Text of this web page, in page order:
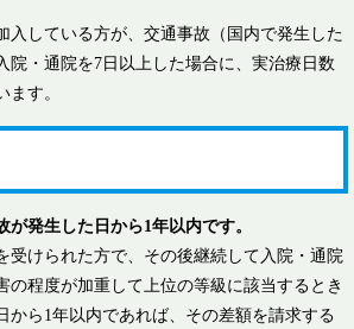
入している方が、交通事故（国内で発生した
院・通院を7日以上した場合に、実治療日数
ます。
が発生した日から1年以内です。
受けられた方で、その後継続して入院・通院
の程度が加重して上位の等級に該当するとき
から1年以内であれば、その差額を請求する